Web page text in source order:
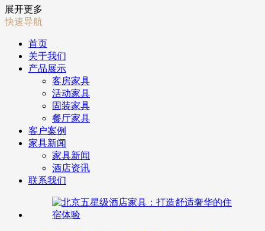
展开更多
快速导航
首页
关于我们
产品展示
客房家具
活动家具
固装家具
餐厅家具
客户案例
家具新闻
家具新闻
酒店资讯
联系我们